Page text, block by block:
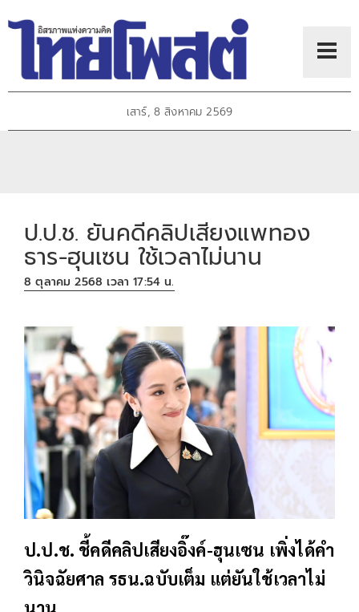
เสาร์, 8 สิงหาคม 2569
ป.ป.ช. ยันคดีคลิปเสียงแพทอง
ธาร-ฮุนเซน ใช้เวลาไม่นาน
8 ตุลาคม 2568 เวลา 17:54 น.
ป.ป.ช. ชี้คดีคลิปเสียงอิ๊งค์-ฮุนเซน เพิ่งได้คำ
วินิจฉัยศาล รธน.ฉบับเต็ม แต่ยันใช้เวลาไม่
นาน